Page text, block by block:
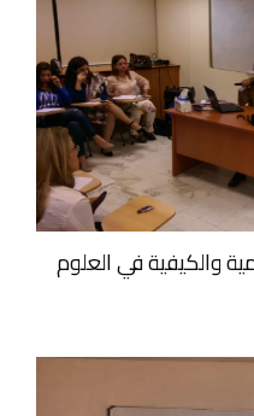
والكيفية في العلوم